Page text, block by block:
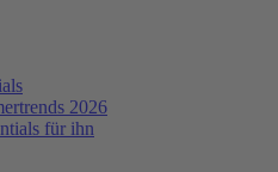
2026
für ihn